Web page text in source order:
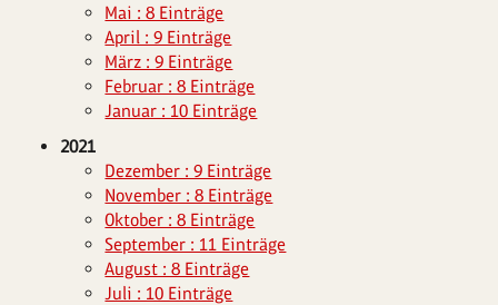
Mai : 8 Einträge
April : 9 Einträge
März : 9 Einträge
Februar : 8 Einträge
Januar : 10 Einträge
2021
Dezember : 9 Einträge
November : 8 Einträge
Oktober : 8 Einträge
September : 11 Einträge
August : 8 Einträge
Juli : 10 Einträge